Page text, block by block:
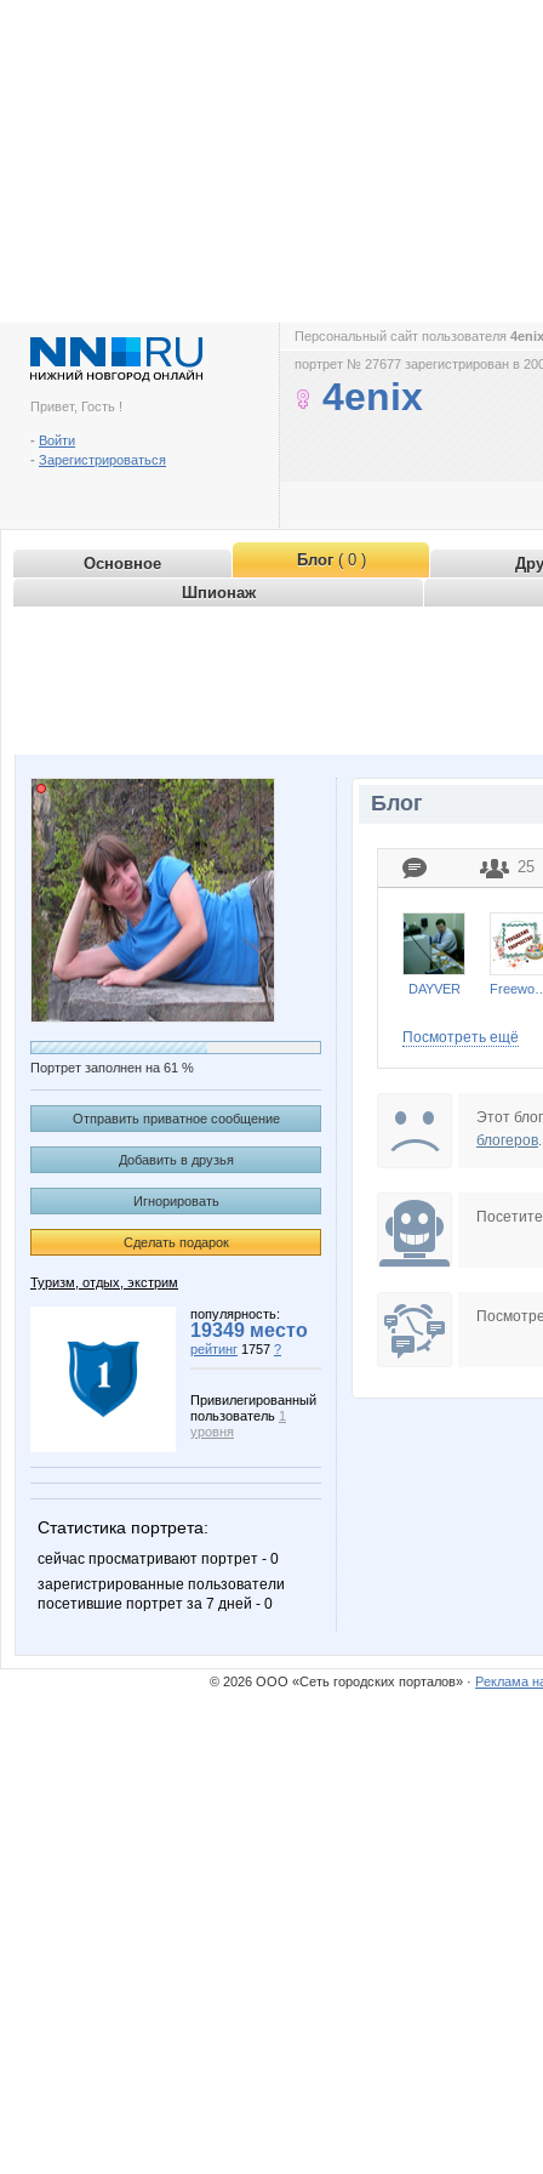
Привет, Гость !
- Войти
- Зарегистрироваться
Персональный сайт пользователя
портрет № 27677 зарегистрирован в
4enix
Основное Блог( 0 )
Шпионаж
Портрет заполнен на 61 %
Отправить приватное сообщение
Добавить в друзья
Игнорировать
Сделать подарок
Туризм, отдых, экстрим
популярность:
19349 место
рейтинг 1757 ?
Привилегированный
пользователь 1
уровня
Статистика портрета:
сейчас просматривают портрет - 0
зарегистрированные пользователи
посетившие портрет за 7 дней - 0
Блог
25
DAYVER
Visk
Денис Л Мурка
Посмотреть ещё
Этот
блогеров.
© 2026 ООО «Сеть городских порталов» · Реклама